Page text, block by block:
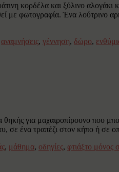
κορδέλα και ξύλινο
με φωτογραφία. Ένα λούτρινο
αναμνήσεις, γέννηση, δώρο,
για μαχαιροπίρουνο που
σε ένα τραπέζι στον κήπο ή
, μάθημα, οδηγίες, φτιάξτο μόνος